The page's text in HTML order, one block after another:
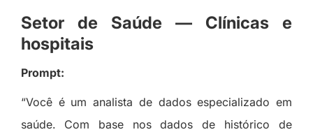
Setor de Saúde — Clínicas e
hospitais
Prompt:
“Você é um analista de dados especializado em
saúde. Com base nos dados de histórico de